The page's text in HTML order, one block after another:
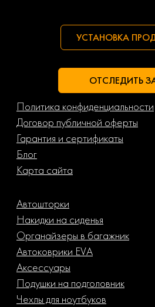
УСТАНОВКА
ОТСЛЕДИТЬ
Политика конфиденциальности
Договор публичной оферты
Гарантия и сертификаты
Блог
Карта сайта
Автошторки
Накидки на сиденья
Органайзеры в багажник
Автоковрики EVA
Аксессуары
Подушки на подголовник
Чехлы для ноутбуков